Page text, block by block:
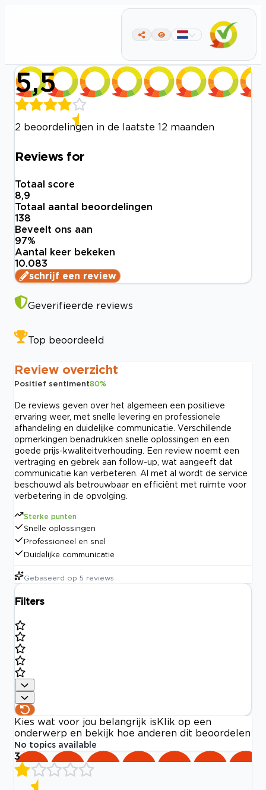
5,5
2 beoordelingen in de laatste 12 maanden
Reviews for
Totaal score
8,9
Totaal aantal beoordelingen
138
Beveelt ons aan
97%
Aantal keer bekeken
10.083
schrijf een review
Geverifieerde reviews
Top beoordeeld
Review overzicht
Positief sentiment80%
De reviews geven over het algemeen een positieve
ervaring weer, met snelle levering en professionele
afhandeling en duidelijke communicatie. Verschillende
opmerkingen benadrukken snelle oplossingen en een
goede prijs-kwaliteitverhouding. Een review noemt een
vertraging en gebrek aan follow-up, wat aangeeft dat
communicatie kan verbeteren. Al met al wordt de service
beschouwd als betrouwbaar en efficiënt met ruimte voor
verbetering in de opvolging.
Sterke punten
Snelle oplossingen
Professioneel en snel
Duidelijke communicatie
Gebaseerd op 5 reviews
Filters
Kies wat voor jou belangrijk is Klik op een
onderwerp en bekijk hoe anderen dit beoordelen
No topics available
3